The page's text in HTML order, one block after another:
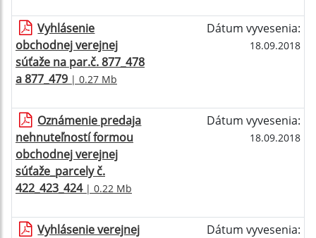
Vyhlásenie
obchodnej verejnej
súťaže na par.č. 877_478
a 877_479 | 0.27 Mb
Dátum vyvesenia:
18.09.2018
Oznámenie predaja
nehnuteľností formou
obchodnej verejnej
súťaže_parcely č.
422_423_424| 0.22 Mb
Dátum vyvesenia:
18.09.2018
Vyhlásenie verejnej
Dátum vyvesenia: